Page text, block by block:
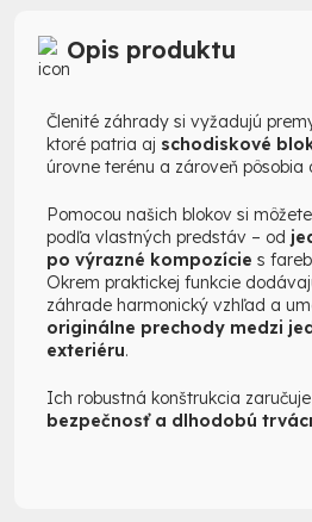
Opis produktu
Členité záhrady si vyžadujú
ktoré patria aj schodiskové
úrovne terénu a zároveň pôsobia
Pomocou našich blokov si
podľa vlastných predstáv – od
po výrazné kompozície s
Okrem praktickej funkcie
záhrade harmonický vzhľad a
originálne prechody medzi
exteriéru.
Ich robustná konštrukcia zaručuje
bezpečnosť a dlhodobú